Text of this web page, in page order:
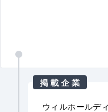
掲載企業
ウィルホールデ